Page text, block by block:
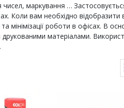
маркування …
Коли вам необхідно відобразити
роботи в офісах. В
матеріалами.